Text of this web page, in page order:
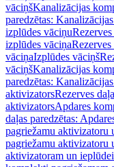
vāciņšKanalizācijas
paredzētas:
izplūdes vāciņu
izplūdes vāciņa
vāciņaIzplūdes vāciņš
vāciņšKanalizācijas
paredzētas:
aktivizatorsRezerves
aktivizatorsApdares
daļas paredzētas:
pagriežamu aktivizatoru
pagriežamu aktivizatoru
aktivizatoram un ieplūdei